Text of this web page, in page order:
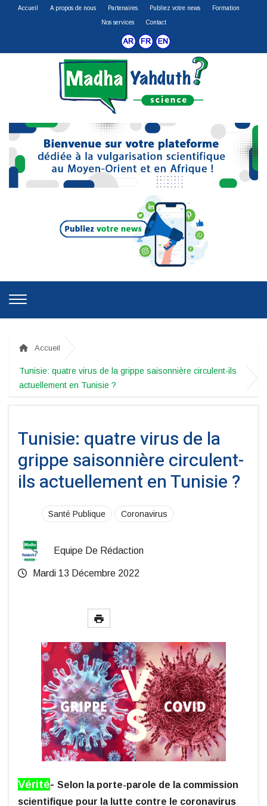
Accueil A propos de nous Partenaires Publiez votre news Formation
Nos services Contact
Accueil
Tunisie: quatre virus de la grippe saisonnière circulent-ils
actuellement en Tunisie ?
Tunisie: quatre virus de la
grippe saisonnière circulent-
ils actuellement en Tunisie ?
Santé Publique Coronavirus
Equipe De Rédaction
Mardi 13 Décembre 2022
Vérité- Selon la porte-parole de la commission
scientifique pour la lutte contre le coronavirus